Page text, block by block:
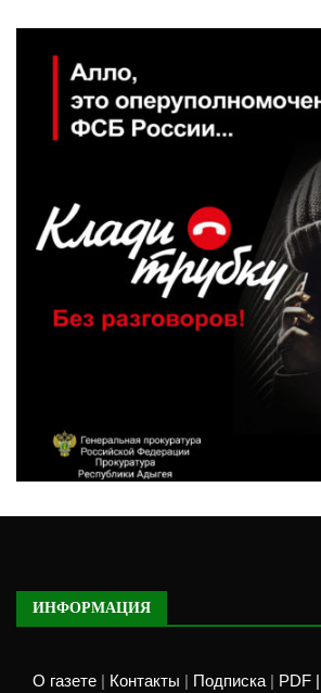
ИНФОРМАЦИЯ
О газете Контакты Подписка PDF |